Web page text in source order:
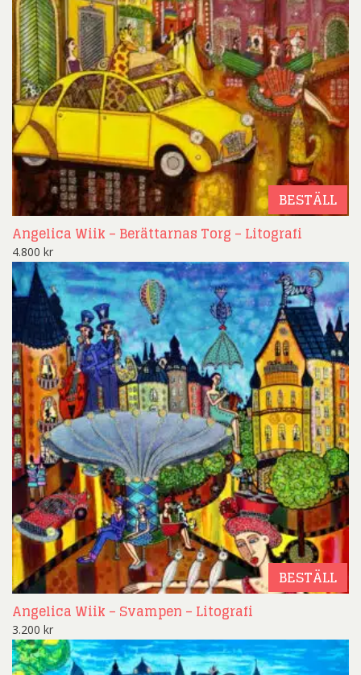
BESTÄLL
Angelica Wiik – Berättarnas Torg – Litografi
4.800 kr
BESTÄLL
Angelica Wiik – Svampen – Litografi
3.200 kr